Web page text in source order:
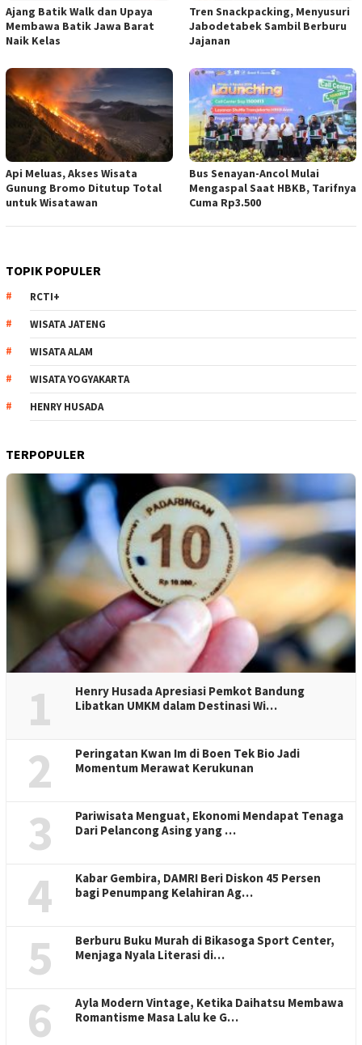
Ajang Batik Walk dan Upaya
Membawa Batik Jawa Barat
Naik Kelas
Tren Snackpacking, Menyusuri
Jabodetabek Sambil Berburu
Jajanan
Api Meluas, Akses Wisata
Gunung Bromo Ditutup Total
untuk Wisatawan
Bus Senayan-Ancol Mulai
Mengaspal Saat HBKB, Tarifnya
Cuma Rp3.500
TOPIK POPULER
RCTI+
WISATA JATENG
WISATA ALAM
WISATA YOGYAKARTA
HENRY HUSADA
TERPOPULER
1
Henry Husada Apresiasi Pemkot Bandung
Libatkan UMKM dalam Destinasi Wi…
2
Peringatan Kwan Im di Boen Tek Bio Jadi
Momentum Merawat Kerukunan
3
Pariwisata Menguat, Ekonomi Mendapat Tenaga
Dari Pelancong Asing yang …
4
Kabar Gembira, DAMRI Beri Diskon 45 Persen
bagi Penumpang Kelahiran Ag…
5
Berburu Buku Murah di Bikasoga Sport Center,
Menjaga Nyala Literasi di…
6
Ayla Modern Vintage, Ketika Daihatsu Membawa
Romantisme Masa Lalu ke G…